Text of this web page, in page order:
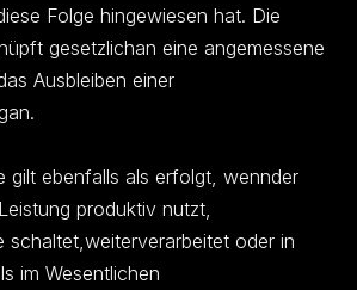
Folge hingewiesen hat. Die
gesetzlichan eine angemessene
Ausbleiben einer
gilt ebenfalls als erfolgt, wennder
produktiv nutzt,
oder in
im Wesentlichen